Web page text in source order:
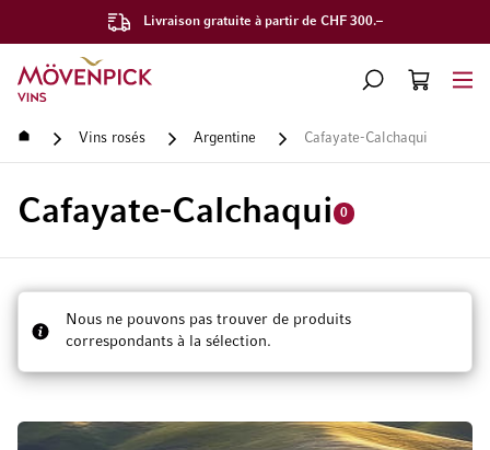
Livraison gratuite à partir de CHF 300.–
Aller à la page d'accueil
CHERCHERPANIER
Accueil Vins rosés Argentine Cafayate-Calchaqui
Cafayate-Calchaqui 0
Nous ne pouvons pas trouver de produits
correspondants à la sélection.